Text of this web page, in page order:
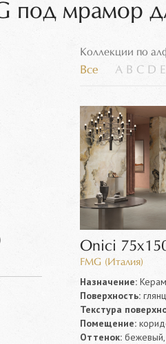
под мрамор
Коллекции по
Все A B C D E
Onici
FMG (Италия)
Назначение:
Поверхность:
Текстура
Помещение:
Оттенок:бежевый,